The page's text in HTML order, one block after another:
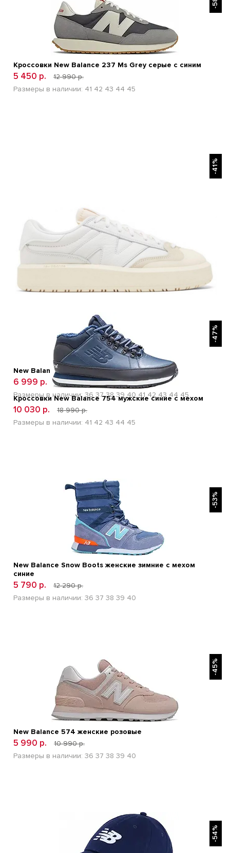
Кроссовки New Balance 237 Ms Grey серые с синим
5 450 р.
12 990 р.
Размеры в наличии: 41 42 43 44 45
-41%
New Balance CT-302 White Moonbeam
6 999 р.
11 900 р.
Размеры в наличии: 36 37 38 39 40 41 42 43 44 45
БЫСТРЫЙ ПРОСМОТР
-47%
Кроссовки New Balance 754 мужские синие с мехом
10 030 р.
18 990 р.
Размеры в наличии: 41 42 43 44 45
БЫСТРЫЙ ПРОСМОТР
-53%
New Balance Snow Boots женские зимние с мехом
синие
5 790 р.
12 290 р.
Размеры в наличии: 36 37 38 39 40
-45%
New Balance 574 женские розовые
5 990 р.
10 990 р.
Размеры в наличии: 36 37 38 39 40
БЫСТРЫЙ ПРОСМОТР
-54%